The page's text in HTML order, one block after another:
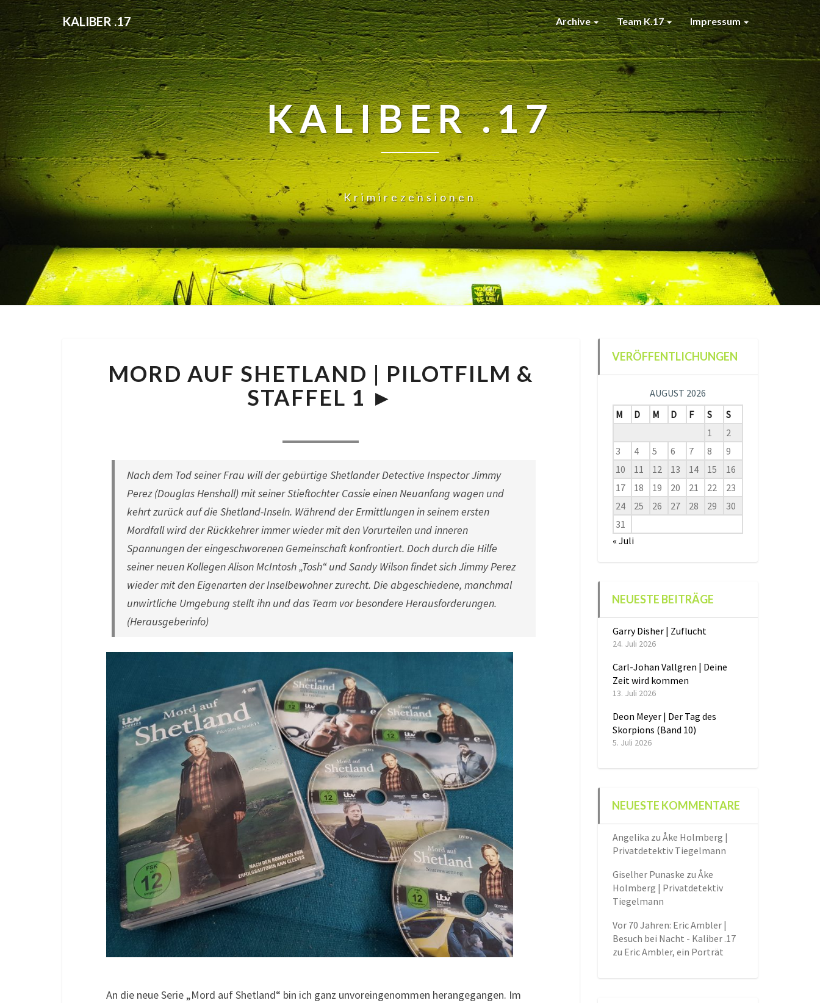
KALIBER .17 Archive Team K.17 Impressum
KALIBER .17
Krimirezensionen
AUF
SHETLAND
|
►
MORD AUF SHETLAND | PILOTFILM &
STAFFEL 1 ►
Nach dem Tod seiner Frau will der gebürtige Shetlander Detective Inspector Jimmy
Perez (Douglas Henshall) mit seiner Stieftochter Cassie einen Neuanfang wagen und
kehrt zurück auf die Shetland-Inseln. Während der Ermittlungen in seinem ersten
Mordfall wird der Rückkehrer immer wieder mit den Vorurteilen und inneren
Spannungen der eingeschworenen Gemeinschaft konfrontiert. Doch durch die Hilfe
seiner neuen Kollegen Alison McIntosh „Tosh“ und Sandy Wilson findet sich Jimmy Perez
wieder mit den Eigenarten der Inselbewohner zurecht. Die abgeschiedene, manchmal
unwirtliche Umgebung stellt ihn und das Team vor besondere Herausforderungen.
(Herausgeberinfo)
An die neue Serie „Mord auf Shetland“ bin ich ganz unvoreingenommen herangegangen. Im
VERÖFFENTLICHUNGEN
AUGUST 2026
M
D M D F S
S
1
2
3
4 5 6 7 8
9
10
11 12 13 14 15
16
17
18 19 20 21 22
23
24
25 26 27 28 29
30
31
« Juli
NEUESTE BEITRÄGE
Garry Disher | Zuflucht
24. Juli 2026
Carl-Johan Vallgren | Deine
Zeit wird kommen
13. Juli 2026
Deon Meyer | Der Tag des
Skorpions (Band 10)
5. Juli 2026
NEUESTE KOMMENTARE
Angelika zu Åke Holmberg |
Privatdetektiv Tiegelmann
Giselher Punaske zu Åke
Holmberg | Privatdetektiv
Tiegelmann
Vor 70 Jahren: Eric Ambler |
Besuch bei Nacht - Kaliber .17
zu Eric Ambler, ein Porträt